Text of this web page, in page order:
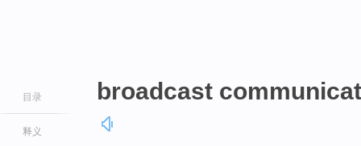
目录
释义
broadcast